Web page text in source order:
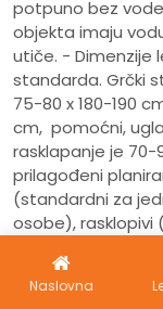
potpuno bez
objekta imaju
utiče. - Dimenzije
standarda. Grčki
75-80 x 180-190
cm, pomoćni,
rasklapanje je 70-
prilagođeni
(standardni za
osobe), rasklopivi
(dva standardna
osobe), sofe (za
Naslovna